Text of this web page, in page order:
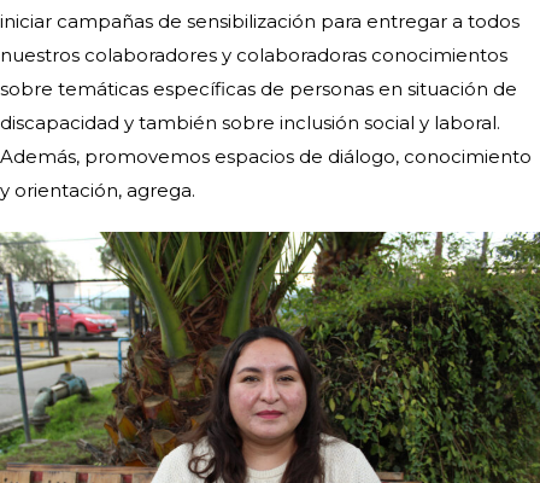
iniciar campañas de sensibilización para entregar a todos
nuestros colaboradores y colaboradoras conocimientos
sobre temáticas específicas de personas en situación de
discapacidad y también sobre inclusión social y laboral.
Además, promovemos espacios de diálogo, conocimiento
y orientación, agrega.